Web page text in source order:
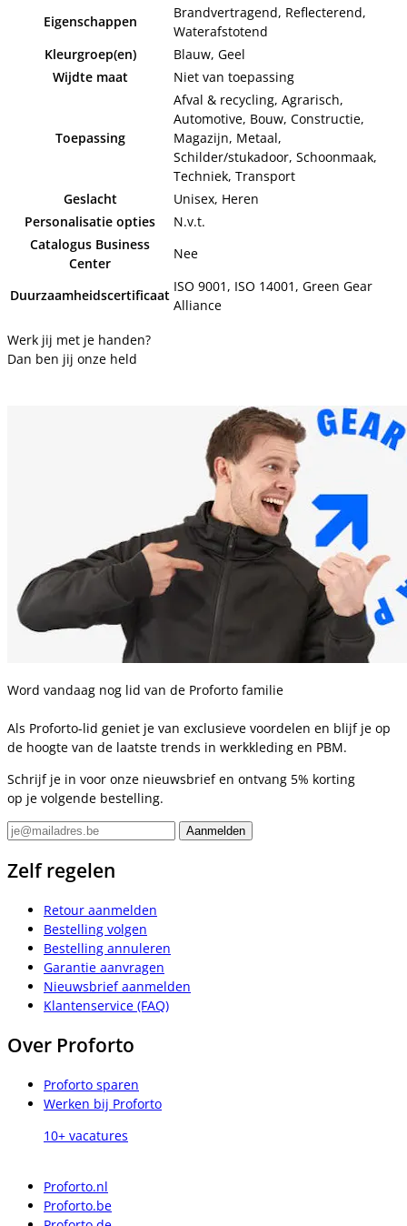
Eigenschappen
Brandvertragend, Reflecterend,
Waterafstotend
Kleurgroep(en)
Blauw, Geel
Wijdte maat
Niet van toepassing
Toepassing
Afval & recycling, Agrarisch,
Automotive, Bouw, Constructie,
Magazijn, Metaal,
Schilder/stukadoor, Schoonmaak,
Techniek, Transport
Geslacht
Unisex, Heren
Personalisatie opties
N.v.t.
Catalogus Business
Center
Nee
Duurzaamheidscertificaat
ISO 9001, ISO 14001, Green Gear
Alliance
Werk jij met je handen?
Dan ben jij onze held
Word vandaag nog lid van de Proforto familie
Als Proforto-lid geniet je van exclusieve voordelen en blijf je op
de hoogte van de laatste trends in werkkleding en PBM.
Schrijf je in voor onze nieuwsbrief en ontvang 5% korting
op je volgende bestelling.
Zelf regelen
Retour aanmelden
Bestelling volgen
Bestelling annuleren
Garantie aanvragen
Nieuwsbrief aanmelden
Klantenservice (FAQ)
Over Proforto
Proforto sparen
Werken bij Proforto
10+ vacatures
Proforto.nl
Proforto.be